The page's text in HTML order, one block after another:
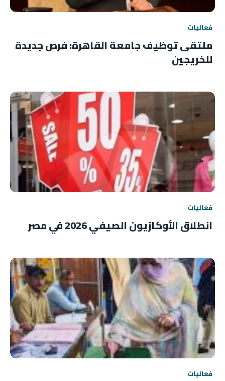
فعاليات
ملتقى توظيف جامعة القاهرة: فرص جديدة
للخريجين
فعاليات
انطلاق الأوكازيون الصيفي 2026 في مصر
فعاليات